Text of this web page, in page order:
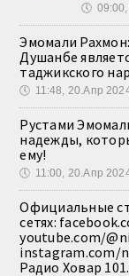
🕔
Эмомали
Душанбе
таджикского
🕔 11:48, 20.Апр
Рустами
надежды,
ему!
🕔 11:00, 20.Апр
Официальные
сетях:
youtube.com/
instagram.com/
Радио Ховар